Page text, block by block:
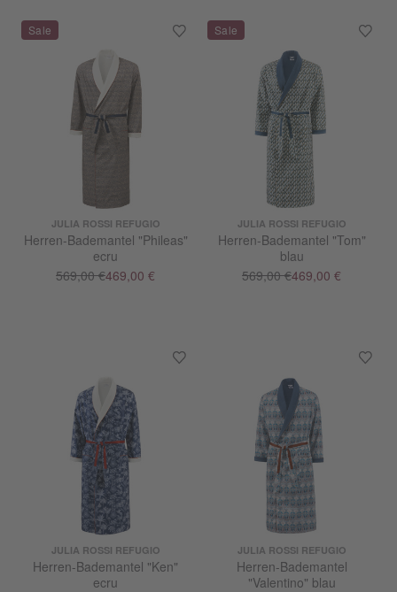
JULIA ROSSI REFUGIO
Herren-Bademantel "Phileas"
ecru
569,00 €469,00 €
JULIA ROSSI REFUGIO
Herren-Bademantel "Tom"
blau
569,00 €469,00 €
JULIA ROSSI REFUGIO
Herren-Bademantel "Ken"
ecru
JULIA ROSSI REFUGIO
Herren-Bademantel
"Valentino" blau